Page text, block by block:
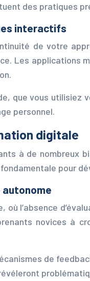
des pratiques
interactifs
de votre
Les
que vous
personnel.
digitale
à de
pour
l’absence
novices à
de